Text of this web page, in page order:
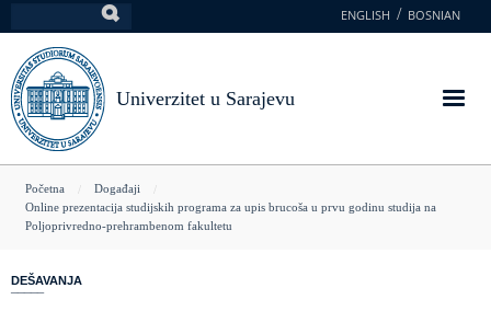
na
glavni
sadržaj
ENGLISH BOSNIAN
Univerzitet u Sarajevu
You
are
Početna
Događaji
Online prezentacija studijskih programa za upis brucoša u prvu godinu studija na
Poljoprivredno-prehrambenom fakultetu
DEŠAVANJA